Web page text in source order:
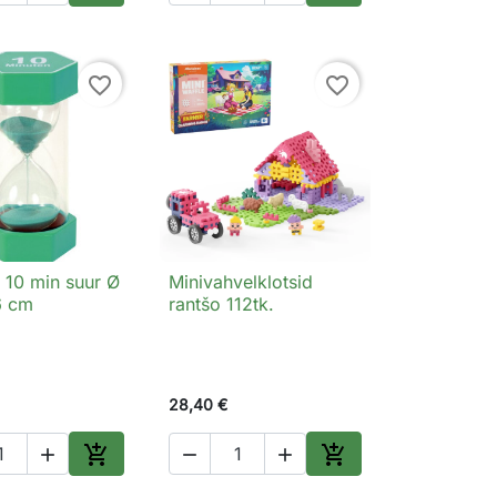
Lisa ostukorvi Lisa ostukorvi
favorite_border
Kiirvaade
10 min suur Ø
cm
 
Lisa ostukorvi
favorite_border
 Kiirvaade
Minivahvelklotsid
rantšo 112tk.
28,40 €
  
Lisa ostukorvi